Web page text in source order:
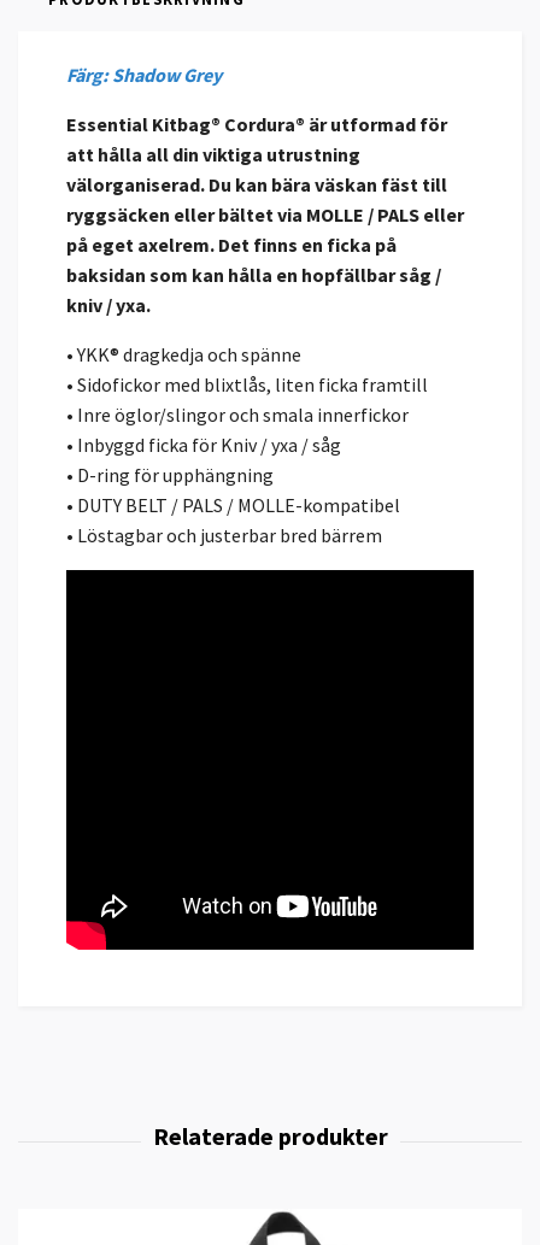
Färg: Shadow Grey
Essential Kitbag® Cordura® är utformad för
att hålla all din viktiga utrustning
välorganiserad. Du kan bära väskan fäst till
ryggsäcken eller bältet via MOLLE / PALS eller
på eget axelrem. Det finns en ficka på
baksidan som kan hålla en hopfällbar såg /
kniv / yxa.
• YKK® dragkedja och spänne
• Sidofickor med blixtlås, liten ficka framtill
• Inre öglor/slingor och smala innerfickor
• Inbyggd ficka för Kniv / yxa / såg
• D-ring för upphängning
• DUTY BELT / PALS / MOLLE-kompatibel
• Löstagbar och justerbar bred bärrem